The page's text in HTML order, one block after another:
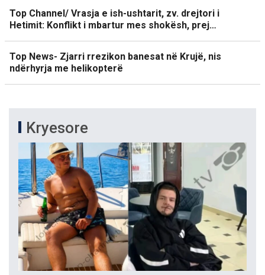
Top Channel/ Vrasja e ish-ushtarit, zv. drejtori i
Hetimit: Konflikt i mbartur mes shokësh, prej…
Top News- Zjarri rrezikon banesat në Krujë, nis
ndërhyrja me helikopterë
Kryesore